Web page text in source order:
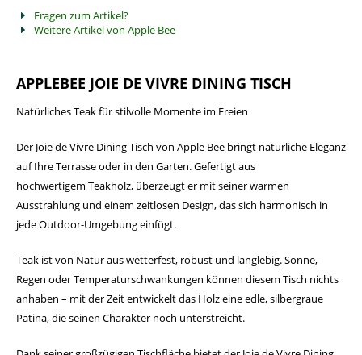
Fragen zum Artikel?
Weitere Artikel von Apple Bee
APPLEBEE JOIE DE VIVRE DINING TISCH
Natürliches Teak für stilvolle Momente im Freien
Der Joie de Vivre Dining Tisch von Apple Bee bringt natürliche Eleganz
auf Ihre Terrasse oder in den Garten. Gefertigt aus
hochwertigem Teakholz, überzeugt er mit seiner warmen
Ausstrahlung und einem zeitlosen Design, das sich harmonisch in
jede Outdoor-Umgebung einfügt.
Teak ist von Natur aus wetterfest, robust und langlebig. Sonne,
Regen oder Temperaturschwankungen können diesem Tisch nichts
anhaben – mit der Zeit entwickelt das Holz eine edle, silbergraue
Patina, die seinen Charakter noch unterstreicht.